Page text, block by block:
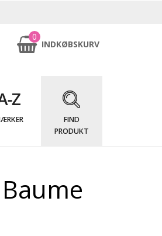
0
INDKØBSKURV
FIND
PRODUKT